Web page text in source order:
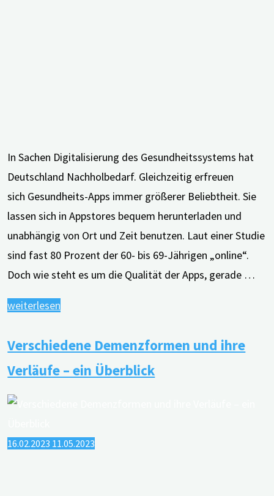
In Sachen Digitalisierung des Gesundheitssystems hat
Deutschland Nachholbedarf. Gleichzeitig erfreuen
sich Gesundheits-Apps immer größerer Beliebtheit. Sie
lassen sich in Appstores bequem herunterladen und
unabhängig von Ort und Zeit benutzen. Laut einer Studie
sind fast 80 Prozent der 60- bis 69-Jährigen „online“.
Doch wie steht es um die Qualität der Apps, gerade …
weiterlesen
dem
Appstore
Apps
Verschiedene Demenzformen und ihre
Verläufe – ein Überblick
16.02.2023 11.05.2023